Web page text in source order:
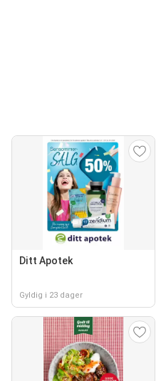
Ditt Apotek
Gyldig i 23 dager